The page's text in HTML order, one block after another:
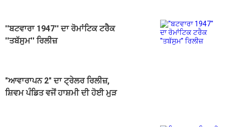
''ਬਟਵਾਰਾ 1947'' ਦਾ ਰੋਮਾਂਟਿਕ ਟਰੈਕ
''ਤਬੱਸੁਮ'' ਰਿਲੀਜ਼
"ਆਵਾਰਾਪਨ 2" ਦਾ ਟ੍ਰੇਲਰ ਰਿਲੀਜ਼,
ਸ਼ਿਵਮ ਪੰਡਿਤ ਵਜੋਂ ਹਾਸ਼ਮੀ ਦੀ ਹੋਈ ਮੁੜ